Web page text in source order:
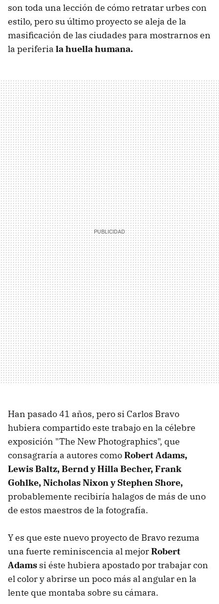
son toda una lección de cómo retratar urbes con
estilo, pero su último proyecto se aleja de la
masificación de las ciudades para mostrarnos en
la periferia la huella humana.
Han pasado 41 años, pero si Carlos Bravo
hubiera compartido este trabajo en la célebre
exposición "The New Photographics", que
consagraría a autores comoRobert Adams,
Lewis Baltz, Bernd y Hilla Becher, Frank
Gohlke, Nicholas Nixon y Stephen Shore,
probablemente recibiría halagos de más de uno
de estos maestros de la fotografía.
Y es que este nuevo proyecto de Bravo rezuma
una fuerte reminiscencia al mejorRobert
Adams si éste hubiera apostado por trabajar con
el color y abrirse un poco más al angular en la
lente que montaba sobre su cámara.